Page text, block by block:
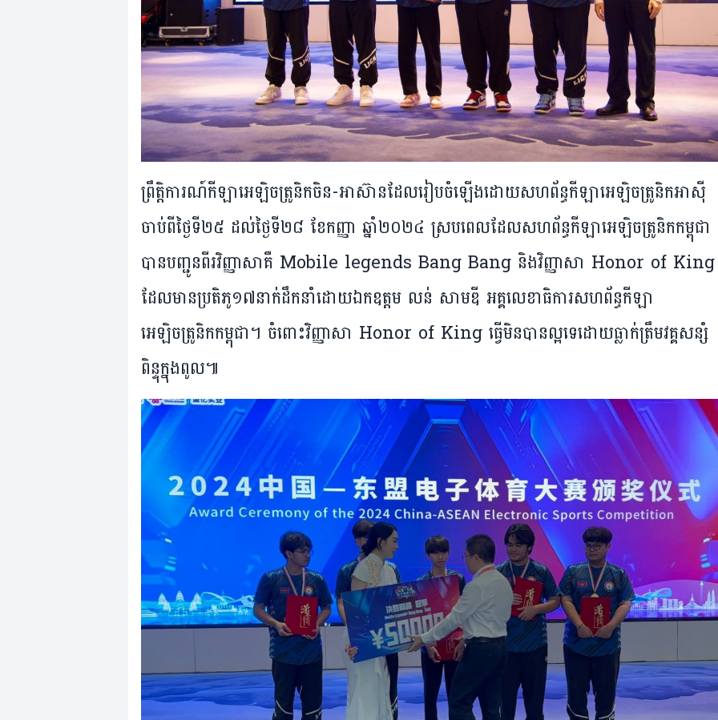
ព្រឹត្តិការណ៍កីឡាអេឡិចត្រូនិកចិន-អាស៊ាន​ដែល​រៀបចំឡើងដោយសហព័ន្ធកីឡាអេឡិចត្រូនិកអាស៊ី
ចាប់​ពី​ថ្ងៃ​ទី​២៥ ដល់​ថ្ងៃ​ទី​២៨ ខែ​កញ្ញា ឆ្នាំ​២០២៤ ស្រប​ពេល​ដែល​សហព័ន្ធ​កីឡា​អេឡិចត្រូនិក​កម្ពុជា​
បាន​បញ្ជូន​ពីរ​វិញ្ញាសា​គឺ Mobile legends Bang Bang និងវិញ្ញាសា Honor of King
ដែល​មាន​ប្រតិភូ​១៧​នាក់​ដឹក​នាំ​ដោយ​ឯកឧត្តម លន់ សាមឌី អគ្គលេខាធិការ​សហព័ន្ធ​កីឡា​
អេឡិចត្រូនិក​កម្ពុជា។ ចំពោះ​​វិញ្ញាសា Honor of King ធ្វើ​មិន​បាន​ល្អ​ទេ​ដោយ​​ធ្លាក់​ត្រឹម​វគ្គ​សន្សំ
ពិន្ទុ​ក្នុង​ពូល៕